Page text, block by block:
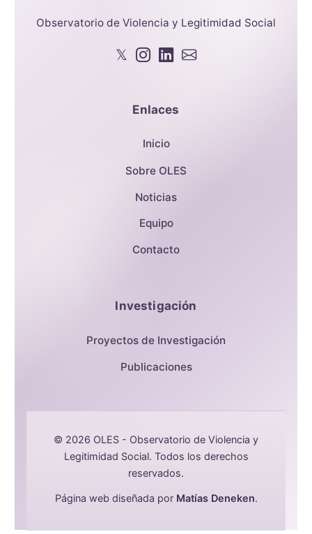
Observatorio de Violencia y Legitimidad Social
𝕏
Enlaces
Inicio
Sobre OLES
Noticias
Equipo
Contacto
Investigación
Proyectos de Investigación
Publicaciones
© 2026 OLES - Observatorio de Violencia y
Legitimidad Social. Todos los derechos
reservados.
Página web diseñada por Matías Deneken.